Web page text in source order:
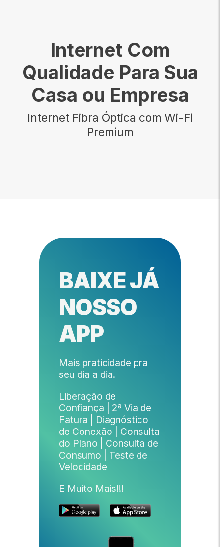
Internet Com
Qualidade Para Sua
Casa ou Empresa
Internet Fibra Óptica com Wi-Fi
Premium
BAIXE JÁ
NOSSO
APP
Mais praticidade pra
seu dia a dia.
Liberação de
Confiança | 2ª Via de
Fatura | Diagnóstico
de Conexão | Consulta
do Plano | Consulta de
Consumo | Teste de
Velocidade
E Muito Mais!!!